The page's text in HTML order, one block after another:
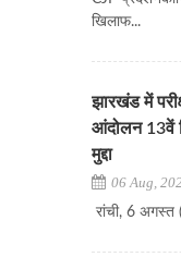
खिलाफ...
झारखंड में
आंदोलन 13वें
मुद्दा
06 Aug,
रांची, 6 अगस्त